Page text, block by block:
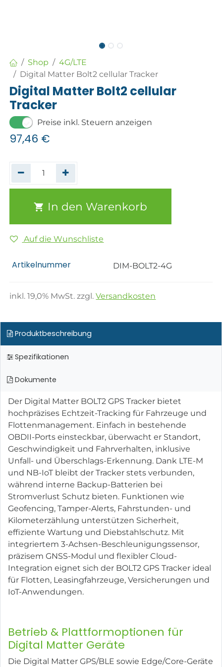
Shop
4G/LTE
Digital Matter Bolt2 cellular Tracker
Digital Matter Bolt2 cellular
Tracker
Preise inkl. Steuern anzeigen
97,46 €
In den Warenkorb
Auf die Wunschliste
Artikelnummer DIM-BOLT2-4G
inkl.19,0% MwSt. zzgl.Versandkosten
Produktbeschreibung
Spezifikationen
Dokumente
Der Digital Matter BOLT2 GPS Tracker bietet
hochpräzises Echtzeit-Tracking für Fahrzeuge und
Flottenmanagement. Einfach in bestehende
OBDII-Ports einsteckbar, überwacht er Standort,
Geschwindigkeit und Fahrverhalten, inklusive
Unfall- und Überschlags-Erkennung. Dank LTE-M
und NB-IoT bleibt der Tracker stets verbunden,
während interne Backup-Batterien bei
Stromverlust Schutz bieten. Funktionen wie
Geofencing, Tamper-Alerts, Fahrstunden- und
Kilometerzählung unterstützen Sicherheit,
effiziente Wartung und Diebstahlschutz. Mit
integriertem 3-Achsen-Beschleunigungssensor,
präzisem GNSS-Modul und flexibler Cloud-
Integration eignet sich der BOLT2 GPS Tracker ideal
für Flotten, Leasingfahrzeuge, Versicherungen und
IoT-Anwendungen.
Betrieb & Plattformoptionen für
Digital Matter Geräte
Die Digital Matter GPS/BLE sowie Edge/Core-Geräte